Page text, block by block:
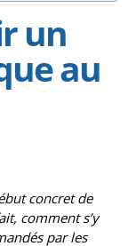
un
au
concret de
comment s’y
par les